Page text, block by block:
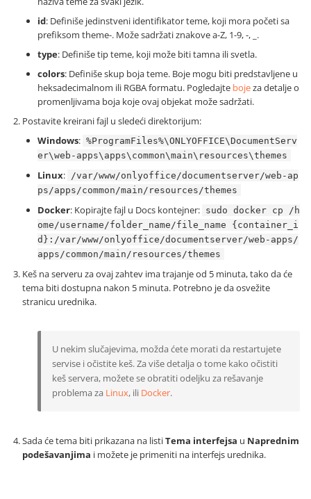
id: Definiše jedinstveni identifikator teme, koji mora početi sa
prefiksom theme-. Može sadržati znakove a-Z, 1-9, -, _.
type: Definiše tip teme, koji može biti tamna ili svetla.
colors: Definiše skup boja teme. Boje mogu biti predstavljene u
heksadecimalnom ili RGBA formatu. Pogledajte bojeza detalje o
promenljivama boja koje ovaj objekat može sadržati.
Postavite kreirani fajl u sledeći direktorijum:
Windows: %ProgramFiles%\ONLYOFFICE\DocumentServ
er\web-apps\apps\common\main\resources\themes
Linux: /var/www/onlyoffice/documentserver/web-ap
ps/apps/common/main/resources/themes
Docker: Kopirajte fajl u Docs kontejner: sudo docker cp /h
ome/username/folder_name/file_name {container_i
d}:/var/www/onlyoffice/documentserver/web-apps/
apps/common/main/resources/themes
Keš na serveru za ovaj zahtev ima trajanje od 5 minuta, tako da će
tema biti dostupna nakon 5 minuta. Potrebno je da osvežite
stranicu urednika.
U nekim slučajevima, možda ćete morati da restartujete
servise i očistite keš. Za više detalja o tome kako očistiti
keš servera, možete se obratiti odeljku za rešavanje
problema za Linux, ili Docker.
Sada će tema biti prikazana na listiTema interfejsa u Naprednim
podešavanjima i možete je primeniti na interfejs urednika.